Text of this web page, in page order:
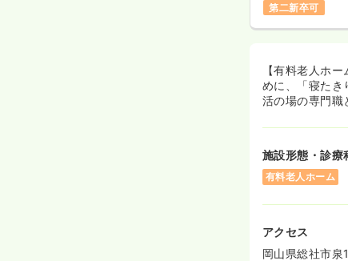
第二新卒可
【有料老人ホ
めに、「寝たき
活の場の専門職
施設形態・診療
有料老人ホーム
アクセス
岡山県総社市泉